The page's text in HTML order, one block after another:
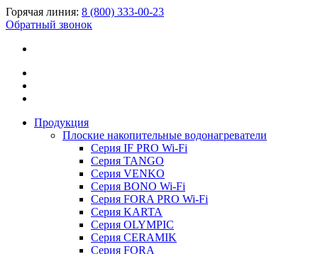
Горячая линия: 8 (800) 333-00-23
Обратный звонок
Продукция
Плоские накопительные водонагреватели
Серия IF PRO Wi-Fi
Серия TANGO
Серия VENKO
Серия BONO Wi-Fi
Серия FORA PRO Wi-Fi
Серия KARTA
Серия OLYMPIC
Серия CERAMIK
Серия FORA